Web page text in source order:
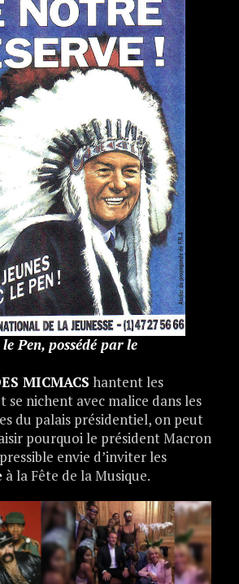
Pen, possédé par le
MICMACS hantent les
se nichent avec malice dans les
du palais présidentiel, on peut
pourquoi le président Macron
envie d’inviter les
à la Fête de la Musique.